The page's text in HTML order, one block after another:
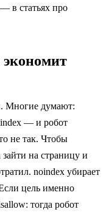
в статьях про
экономит
Многие думают:
— и робот
не так. Чтобы
на страницу и
noindex убирает
цель именно
тогда робот